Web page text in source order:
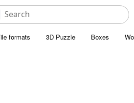
formats 3D Puzzle Boxes